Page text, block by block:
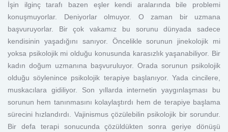
İşin ilginç tarafı bazen eşler kendi aralarında bile problemi
konuşmuyorlar. Deniyorlar olmuyor. O zaman bir uzmana
başvuruyorlar. Bir çok vakamız bu sorunu dünyada sadece
kendisinin yaşadığını sanıyor. Öncelikle sorunun jinekolojik mi
yoksa psikolojik mi olduğu konusunda karasızlık yaşanabiliyor. Bir
kadın doğum uzmanına başvuruluyor. Orada sorunun psikolojik
olduğu söylenince psikolojik terapiye başlanıyor. Yada cincilere,
muskacılara gidiliyor. Son yıllarda internetin yaygınlaşması bu
sorunun hem tanınmasını kolaylaştırdı hem de terapiye başlama
sürecini hızlandırdı. Vajinismus çözülebilin psikolojik bir sorundur.
Bir defa terapi sonucunda çözüldükten sonra geriye dönüşü